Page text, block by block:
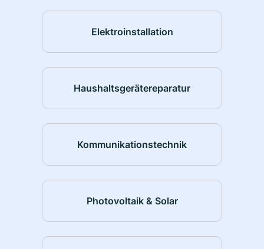
Elektroinstallation
Haushaltsgerätereparatur
Kommunikationstechnik
Photovoltaik & Solar